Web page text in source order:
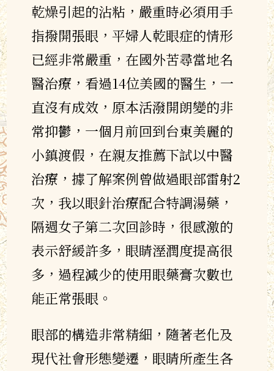
乾燥引起的沾粘，嚴重時必須用手
指撥開張眼，平婦人乾眼症的情形
已經非常嚴重，在國外苦尋當地名
醫治療，看過14位美國的醫生，一
直沒有成效，原本活潑開朗變的非
常抑鬱，一個月前回到台東美麗的
小鎮渡假，在親友推薦下試以中醫
治療，據了解案例曾做過眼部雷射2
次，我以眼針治療配合特調湯藥，
隔週女子第二次回診時，很感激的
表示舒緩許多，眼睛溼潤度提高很
多，過程減少的使用眼藥膏次數也
能正常張眼。
眼部的構造非常精細，隨著老化及
現代社會形態變遷，眼睛所產生各